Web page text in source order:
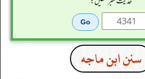
سنن ابن ماجه